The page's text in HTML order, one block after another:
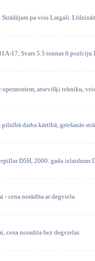
Strādājam pa visu Latgali.
17, Svars 5.5 tonnas 6 pozīciju
operatoriem, atsevišķi tehniku,
darba kārtībā, griešanās
D5H, 2000. gada izlaidums
- cena norādīta ar degvielu
cena noradita bez degvielas